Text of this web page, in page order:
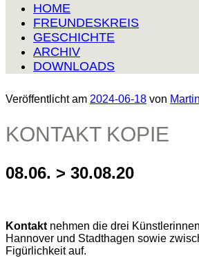
HOME
FREUNDESKREIS
GESCHICHTE
ARCHIV
DOWNLOADS
Veröffentlicht am 2024-06-18 von
KONTAKT KOPIE
08.06. > 30.08.20
Kontakt nehmen die drei
Hannover und Stadthagen sowie
Figürlichkeit auf.